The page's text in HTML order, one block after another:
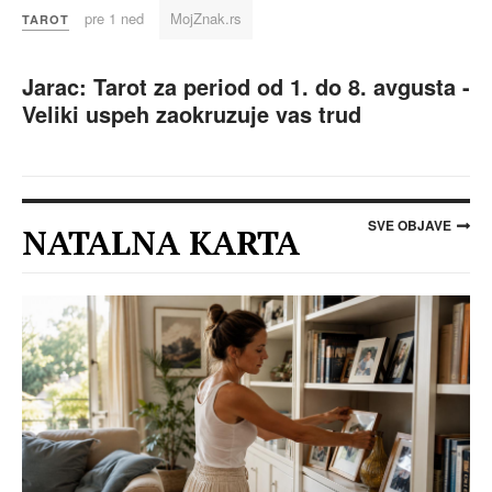
TAROT pre 1 ned MojZnak.rs
Jarac: Tarot za period od 1. do 8. avgusta -
Veliki uspeh zaokruzuje vas trud
NATALNA KARTA SVE OBJAVE